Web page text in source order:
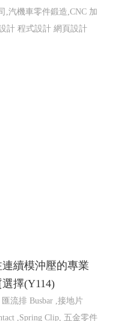
,汽機車零件鍛造,CNC 加
計 程式設計網頁設計
續模沖壓的專業
擇(Y114)
流排 Busbar ,接地片
,Spring Clip, 五金零件